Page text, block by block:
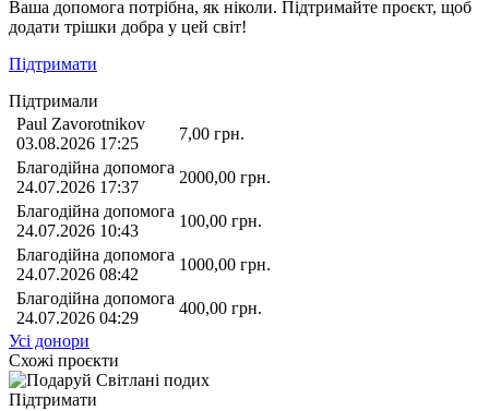
Ваша допомога потрібна, як ніколи. Підтримайте проєкт, щоб
додати трішки добра у цей світ!
Підтримати
Підтримали
Paul Zavorotnikov
03.08.2026 17:25
7,00 грн.
Благодійна допомога
24.07.2026 17:37
2000,00 грн.
Благодійна допомога
24.07.2026 10:43
100,00 грн.
Благодійна допомога
24.07.2026 08:42
1000,00 грн.
Благодійна допомога
24.07.2026 04:29
400,00 грн.
Усі донори
Схожі проєкти
Підтримати